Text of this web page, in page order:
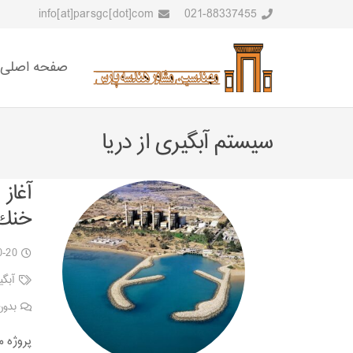
021-88337455
info[at]parsgc[dot]com
صفحه اصلی
سیستم آبگیری از دریا
20